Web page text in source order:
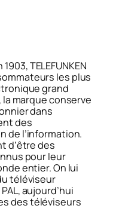
TELEFUNKEN
les plus
grand
la marque conserve
dans
des
de l’information.
d’être des
pour leur
entier. On lui
téléviseur
aujourd’hui
des téléviseurs